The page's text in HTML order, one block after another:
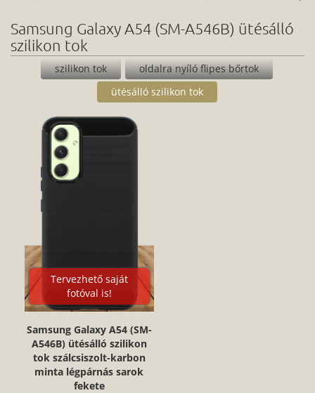
könnyen hozzáférsz az eszköz portjaihoz és kezelőpaneljéhez
is. A könnyen felhelyezhető és ugyanilyen egyszerűen
eltávolítható flipes bőr telefontok egyszerre praktikus és jól is
néz ki: vásárold meg webshopunkban most, vagy tervezz
egyedi megjelenést hozzá!
Samsung Galaxy A54 (SM-A546B) ütésálló
szilikon tok
szilikon tok
oldalra nyíló flipes bőrtok
ütésálló szilikon tok
Tervezhető saját
fotóval is!
Samsung Galaxy A54 (SM-
A546B) ütésálló szilikon
tok szálcsiszolt-karbon
minta légpárnás sarok
fekete